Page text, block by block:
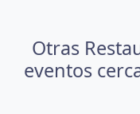
Otras
eventos